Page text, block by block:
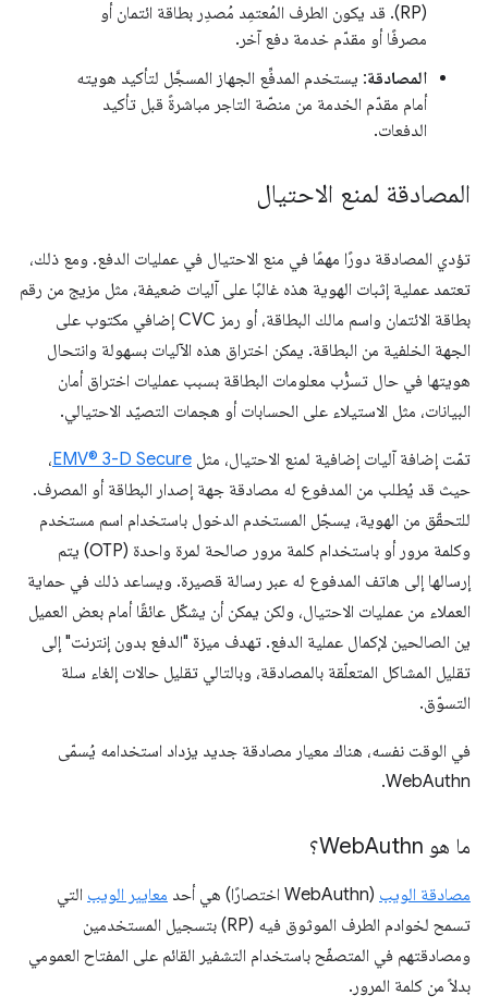
(RP). قد يكون الطرف المُعتمِد مُصدِر بطاقة ائتمان أو
مصرفًا أو مقدّم خدمة دفع آخر.
المصادقة: يستخدم المدفِّع الجهاز المسجَّل لتأكيد هويته
أمام مقدّم الخدمة من منصّة التاجر مباشرةً قبل تأكيد
الدفعات.
المصادقة لمنع الاحتيال
تؤدي المصادقة دورًا مهمًا في منع الاحتيال في عمليات الدفع. ومع ذلك،
تعتمد عملية إثبات الهوية هذه غالبًا على آليات ضعيفة، مثل مزيج من رقم
بطاقة الائتمان واسم مالك البطاقة، أو رمز CVC إضافي مكتوب على
الجهة الخلفية من البطاقة. يمكن اختراق هذه الآليات بسهولة وانتحال
هويتها في حال تسرُّب معلومات البطاقة بسبب عمليات اختراق أمان
البيانات، مثل الاستيلاء على الحسابات أو هجمات التصيّد الاحتيالي.
تمّت إضافة آليات إضافية لمنع الاحتيال، مثل EMV® 3-D Secure،
حيث قد يُطلب من المدفوع له مصادقة جهة إصدار البطاقة أو المصرف.
للتحقّق من الهوية، يسجّل المستخدم الدخول باستخدام اسم مستخدم
وكلمة مرور أو باستخدام كلمة مرور صالحة لمرة واحدة (OTP) يتم
إرسالها إلى هاتف المدفوع له عبر رسالة قصيرة. ويساعد ذلك في حماية
العملاء من عمليات الاحتيال، ولكن يمكن أن يشكّل عائقًا أمام بعض العميل
ين الصالحين لإكمال عملية الدفع. تهدف ميزة "الدفع بدون إنترنت" إلى
تقليل المشاكل المتعلّقة بالمصادقة، وبالتالي تقليل حالات إلغاء سلة
التسوّق.
في الوقت نفسه، هناك معيار مصادقة جديد يزداد استخدامه يُسمّى
WebAuthn.
ما هو Web Authn؟
مصادقة الويب (WebAuthn اختصارًا) هي أحد معايير الويب التي
تسمح لخوادم الطرف الموثوق فيه (RP) بتسجيل المستخدمين
ومصادقتهم في المتصفّح باستخدام التشفير القائم على المفتاح العمومي
بدلاً من كلمة المرور.